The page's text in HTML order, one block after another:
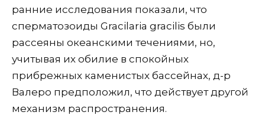
ранние исследования показали, что
сперматозоиды Gracilaria gracilis были
рассеяны океанскими течениями, но,
учитывая их обилие в спокойных
прибрежных каменистых бассейнах, д-р
Валеро предположил, что действует другой
механизм распространения.